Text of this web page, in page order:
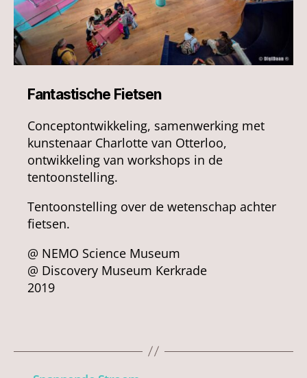
Fantastische Fietsen
Conceptontwikkeling, samenwerking met
kunstenaar Charlotte van Otterloo,
ontwikkeling van workshops in de
tentoonstelling.
Tentoonstelling over de wetenschap achter
fietsen.
@ NEMO Science Museum
@ Discovery Museum Kerkrade
2019